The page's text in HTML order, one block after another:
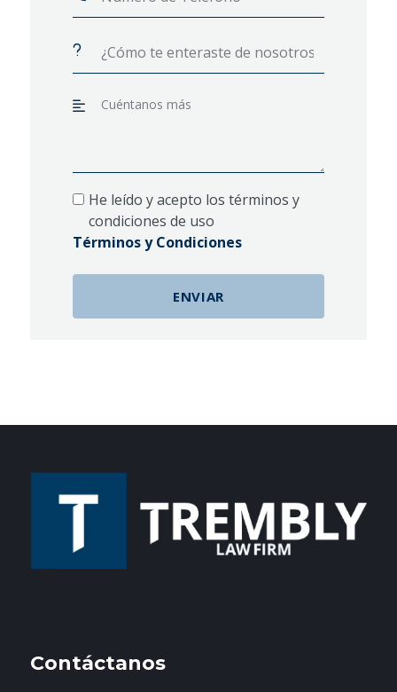
He leído y acepto los términos y
condiciones de uso
Términos y Condiciones
Contáctanos